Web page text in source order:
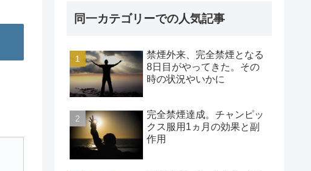
同一カテゴリーでの人気記事
禁煙外来、完全禁煙となる
8日目がやってきた。その
時の状況やいかに
完全禁煙達成。チャンピッ
クス服用1ヵ月の効果と副
作用